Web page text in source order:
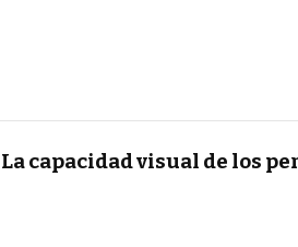
La capacidad visual de los